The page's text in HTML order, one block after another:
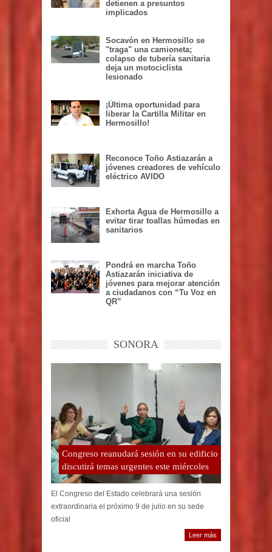
detienen a presuntos
implicados
Socavón en Hermosillo se
"traga" una camioneta;
colapso de tubería sanitaria
deja un motociclista
lesionado
¡Última oportunidad para
liberar la Cartilla Militar en
Hermosillo!
Reconoce Toño Astiazarán a
jóvenes creadores de vehículo
eléctrico AVIDO
Exhorta Agua de Hermosillo a
evitar tirar toallas húmedas en
sanitarios
Pondrá en marcha Toño
Astiazarán iniciativa de
jóvenes para mejorar atención
a ciudadanos con “Tu Voz en
QR”
SONORA
Congreso reanudará sesión en su edificio y
discutirá temas urgentes este miércoles
El Congreso del Estado celebrará una sesión
extraordinaria el próximo 9 de julio en su sede
oficial
Leer más